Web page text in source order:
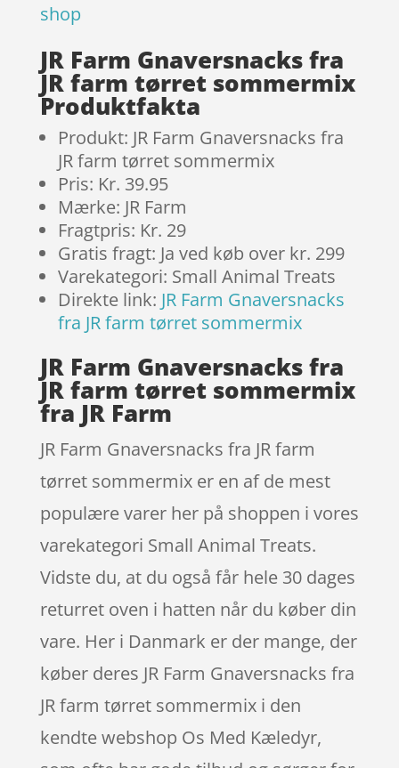
shop
JR Farm Gnaversnacks fra
JR farm tørret sommermix
Produktfakta
Produkt: JR Farm Gnaversnacks fra
JR farm tørret sommermix
Pris: Kr. 39.95
Mærke: JR Farm
Fragtpris: Kr. 29
Gratis fragt: Ja ved køb over kr. 299
Varekategori: Small Animal Treats
Direkte link: JR Farm Gnaversnacks
fra JR farm tørret sommermix
JR Farm Gnaversnacks fra
JR farm tørret sommermix
fra JR Farm
JR Farm Gnaversnacks fra JR farm
tørret sommermix er en af de mest
populære varer her på shoppen i vores
varekategori Small Animal Treats.
Vidste du, at du også får hele 30 dages
returret oven i hatten når du køber din
vare. Her i Danmark er der mange, der
køber deres JR Farm Gnaversnacks fra
JR farm tørret sommermix i den
kendte webshop Os Med Kæledyr,